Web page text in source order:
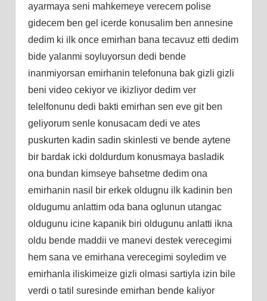
ayarmaya seni mahkemeye verecem polise
gidecem ben gel icerde konusalim ben annesine
dedim ki ilk once emirhan bana tecavuz etti dedim
bide yalanmi soyluyorsun dedi bende
inanmiyorsan emirhanin telefonuna bak gizli gizli
beni video cekiyor ve ikizliyor dedim ver
telelfonunu dedi bakti emirhan sen eve git ben
geliyorum senle konusacam dedi ve ates
puskurten kadin sadin skinlesti ve bende aytene
bir bardak icki doldurdum konusmaya basladik
ona bundan kimseye bahsetme dedim ona
emirhanin nasil bir erkek oldugnu ilk kadinin ben
oldugumu anlattim oda bana oglunun utangac
oldugunu icine kapanik biri oldugunu anlatti ikna
oldu bende maddii ve manevi destek verecegimi
hem sana ve emirhana verecegimi soyledim ve
emirhanla iliskimeize gizli olmasi sartiyla izin bile
verdi o tatil suresinde emirhan bende kaliyor